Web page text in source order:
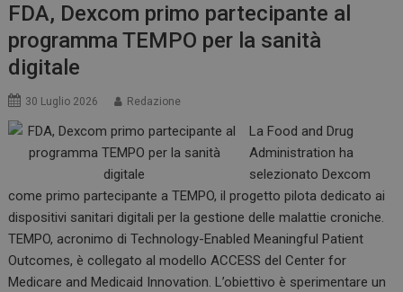
FDA, Dexcom primo partecipante al
programma TEMPO per la sanità
digitale
30 Luglio 2026 Redazione
La Food and Drug
Administration ha
selezionato Dexcom
come primo partecipante a TEMPO, il progetto pilota dedicato ai
dispositivi sanitari digitali per la gestione delle malattie croniche.
TEMPO, acronimo di Technology-Enabled Meaningful Patient
Outcomes, è collegato al modello ACCESS del Center for
Medicare and Medicaid Innovation. L’obiettivo è sperimentare un
__Secure-YNID